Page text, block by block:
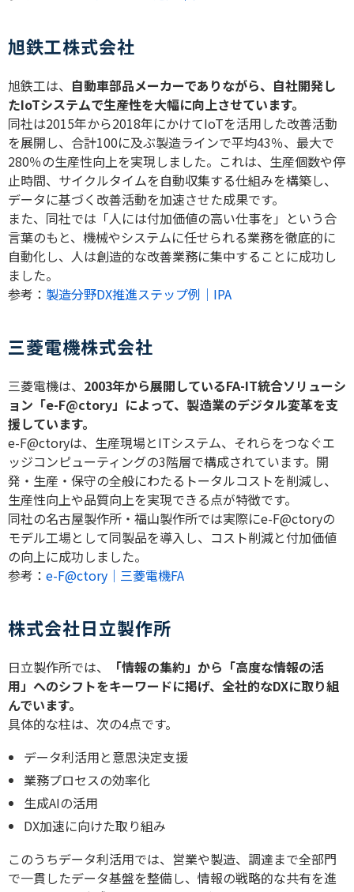
旭鉄工株式会社
旭鉄工は、 自動車部品メーカーでありながら、自社開発し
たIoTシステムで生産性を大幅に向上させています。
同社は2015年から2018年にかけてIoTを活用した改善活動
を展開し、合計100に及ぶ製造ラインで平均43％、最大で
280％の生産性向上を実現しました。これは、生産個数や停
止時間、サイクルタイムを自動収集する仕組みを構築し、
データに基づく改善活動を加速させた成果です。
また、同社では「人には付加価値の高い仕事を」という合
言葉のもと、機械やシステムに任せられる業務を徹底的に
自動化し、人は創造的な改善業務に集中することに成功し
ました。
参考： 製造分野DX推進ステップ例｜IPA
三菱電機株式会社
三菱電機は、 2003年から展開しているFA-IT統合ソリューシ
ョン「e-F@ctory」によって、製造業のデジタル変革を支
援しています。
e-F@ctoryは、生産現場とITシステム、それらをつなぐエ
ッジコンピューティングの3階層で構成されています。開
発・生産・保守の全般にわたるトータルコストを削減し、
生産性向上や品質向上を実現できる点が特徴です。
同社の名古屋製作所・福山製作所では実際にe-F@ctoryの
モデル工場として同製品を導入し、コスト削減と付加価値
の向上に成功しました。
参考： e-F@ctory｜三菱電機FA
株式会社日立製作所
日立製作所では、
「情報の集約」から「高度な情報の活
用」へのシフトをキーワードに掲げ、全社的なDXに取り組
んでいます。
具体的な柱は、次の4点です。
データ利活用と意思決定支援
業務プロセスの効率化
生成AIの活用
DX加速に向けた取り組み
このうちデータ利活用では、営業や製造、調達まで全部門
で一貫したデータ基盤を整備し、情報の戦略的な共有を進